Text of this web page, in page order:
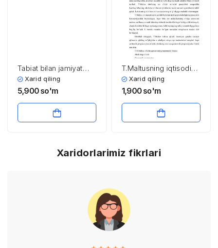
Tabiat bilan jamiyat
o’rtasidagi o’zaro
munosabatlar, uning
va oqibatlari
Xarid qiling
5,900 so'm
T.Maltusning iqtisodiy
ta’limoti. «Nufus
qonuni»
Xarid qiling
1,900 so'm
Xaridorlarimiz fikrlari